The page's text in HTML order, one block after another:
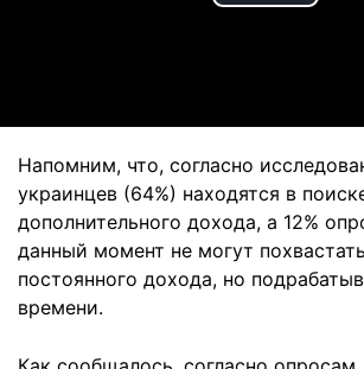
Напомним, что, согласно
украинцев (64%) находятся в
дополнительного дохода, а 12%
данный момент не могут
постоянного дохода, но
времени.